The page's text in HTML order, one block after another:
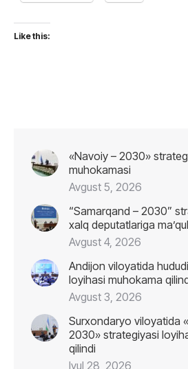
Like this:
«Navoiy – 2030»
muhokamasi
Avgust 5, 2026
“Samarqand – 2030”
xalq deputatlariga
Avgust 4, 2026
Andijon viloyatida
loyihasi muhokama
Avgust 3, 2026
Surxondaryo viloyatida
2030» strategiyasi
qilindi
Iyul 28, 2026